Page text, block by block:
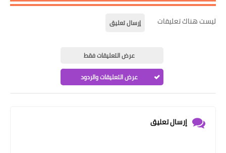
ليست هناك تعليقات إرسال تعليق
عرض التعليقات فقط
عرض التعليقات والردود
إرسال تعليق